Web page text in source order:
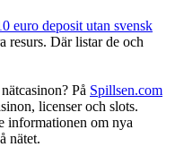
euro deposit utan svensk
resurs. Där listar de och
På Spillsen.com
licenser och slots.
informationen om nya
nätet.